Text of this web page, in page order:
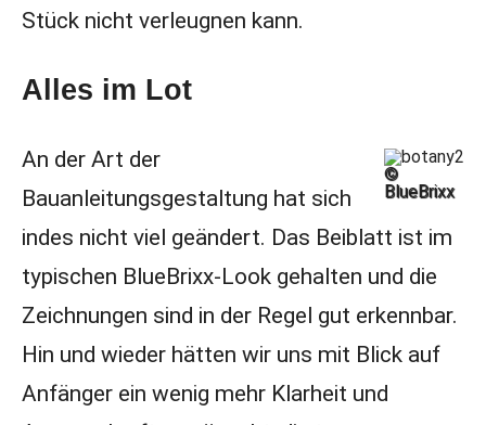
Stück nicht verleugnen kann.
Alles im Lot
©
BlueBrixx
An der Art der
Bauanleitungsgestaltung hat sich
indes nicht viel geändert. Das Beiblatt ist im
typischen BlueBrixx-Look gehalten und die
Zeichnungen sind in der Regel gut erkennbar.
Hin und wieder hätten wir uns mit Blick auf
Anfänger ein wenig mehr Klarheit und